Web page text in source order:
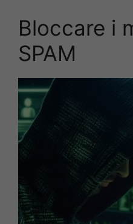
Bloccare i
SPAM